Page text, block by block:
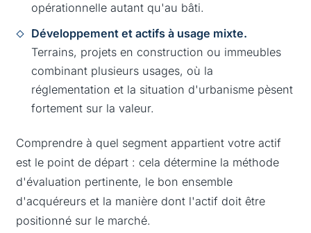
opérationnelle autant qu'au bâti.
Développement et actifs à usage mixte.
Terrains, projets en construction ou immeubles
combinant plusieurs usages, où la
réglementation et la situation d'urbanisme pèsent
fortement sur la valeur.
Comprendre à quel segment appartient votre actif
est le point de départ : cela détermine la méthode
d'évaluation pertinente, le bon ensemble
d'acquéreurs et la manière dont l'actif doit être
positionné sur le marché.